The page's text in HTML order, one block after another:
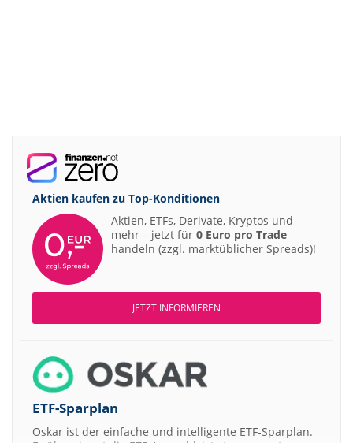
Aktien kaufen zu Top-Konditionen
Aktien, ETFs, Derivate, Kryptos und
mehr – jetzt für 0 Euro pro Trade
handeln (zzgl. marktüblicher Spreads)!
JETZT INFORMIEREN
ETF-Sparplan
Oskar ist der einfache und intelligente ETF-Sparplan.